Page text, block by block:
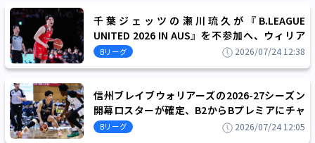
千葉ジェッツの瀬川琉久が『B.LEAGUE
UNITED 2026 IN AUS』を不参加へ、ウィリア
ム・ジョーンズカップの直前合宿には参加中
Bリーグ 2026/07/24 12:38
信州ブレイブウォリアーズの2026-27シーズン
開幕ロスターが確定、B2からBプレミアにチャ
レンジするために大幅なチーム刷新を進める
Bリーグ 2026/07/24 12:05